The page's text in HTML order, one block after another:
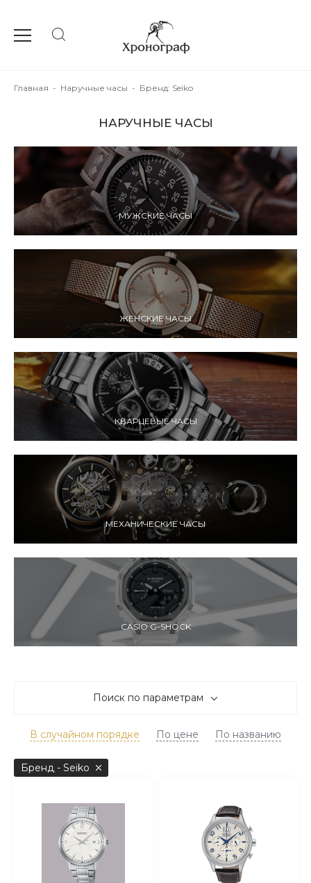
Главная - Наручные часы - Бренд: Seiko
НАРУЧНЫЕ ЧАСЫ
МУЖСКИЕ ЧАСЫ
ЖЕНСКИЕ ЧАСЫ
КВАРЦЕВЫЕ ЧАСЫ
МЕХАНИЧЕСКИЕ ЧАСЫ
CASIO G-SHOCK
Поиск по параметрам
В случайном порядке По цене По названию
Бренд - Seiko